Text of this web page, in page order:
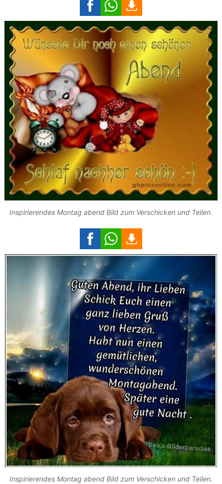
Inspirierendes Montag abend Bild zum Verschicken und Teilen.
Inspirierendes Montag abend Bild zum Verschicken und Teilen.